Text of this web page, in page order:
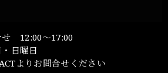
せ 12:00～17:00
日曜日
よりお問合せください